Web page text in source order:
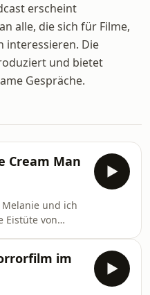
erscheint
alle, die sich für Filme,
interessieren. Die
und bietet
Gespräche.
Cream Man
Melanie und ich
Eistüte von
Umsetzung
Animationsfilm
im